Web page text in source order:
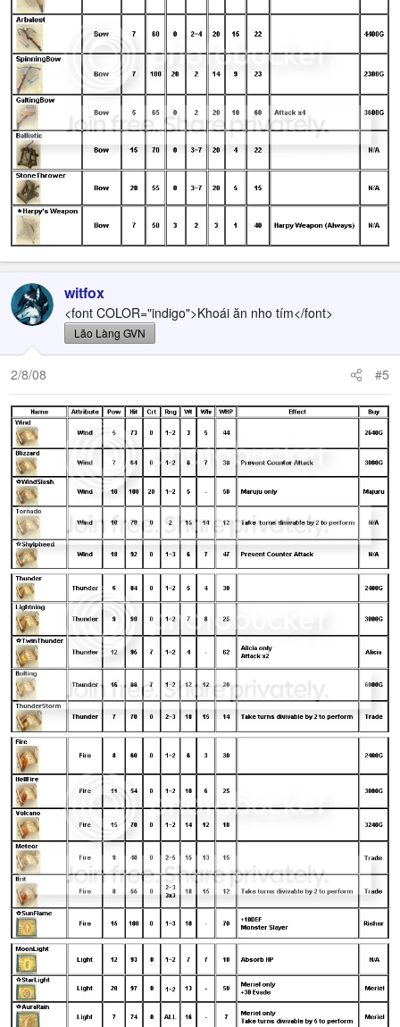
witfox
<font COLOR="indigo">Khoái ăn nho tím</font>
Lão Làng GVN
2/8/08 #5